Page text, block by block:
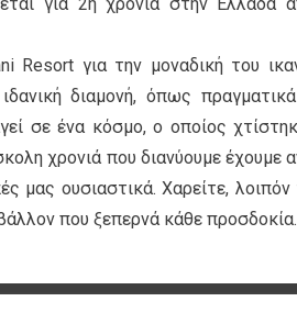
Resort για την μοναδική του
διαμονή, όπως
σε ένα κόσμο, ο οποίος
χρονιά που διανύουμε έχουμε
μας ουσιαστικά. Χαρείτε,
που ξεπερνά κάθε προσδοκία.